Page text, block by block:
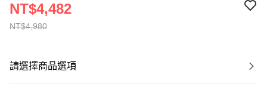
NT$4,980
NT$4,482
請選擇商品選項